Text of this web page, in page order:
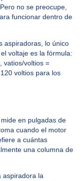
no se preocupe,
funcionar dentro de
aspiradoras, lo único
voltaje es la fórmula:
vatios/voltios =
voltios para los
en pulgadas de
cuando el motor
a cuántas
una columna de
aspiradora la